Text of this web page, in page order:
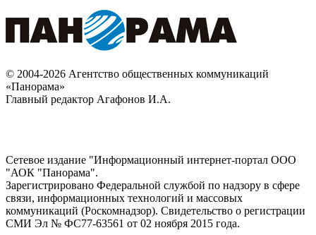
© 2004-2026 Агентство общественных коммуникаций
«Панорама»
Главный редактор Агафонов И.А.
Сетевое издание "Информационный интернет-портал ООО
"АОК "Панорама".
Зарегистрировано Федеральной службой по надзору в сфере
связи, информационных технологий и массовых
коммуникаций (Роскомнадзор). Cвидетельство о регистрации
СМИ Эл № ФС77-63561 от 02 ноября 2015 года.